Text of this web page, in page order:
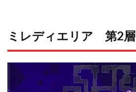
ミレディエリア 第2層